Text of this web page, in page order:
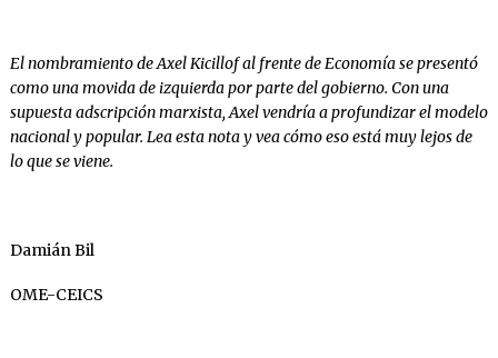
El nombramiento de Axel Kicillof al frente de Economía se presentó
como una movida de izquierda por parte del gobierno. Con una
supuesta adscripción marxista, Axel vendría a profundizar el modelo
nacional y popular. Lea esta nota y vea cómo eso está muy lejos de
lo que se viene.
Damián Bil
OME-CEICS